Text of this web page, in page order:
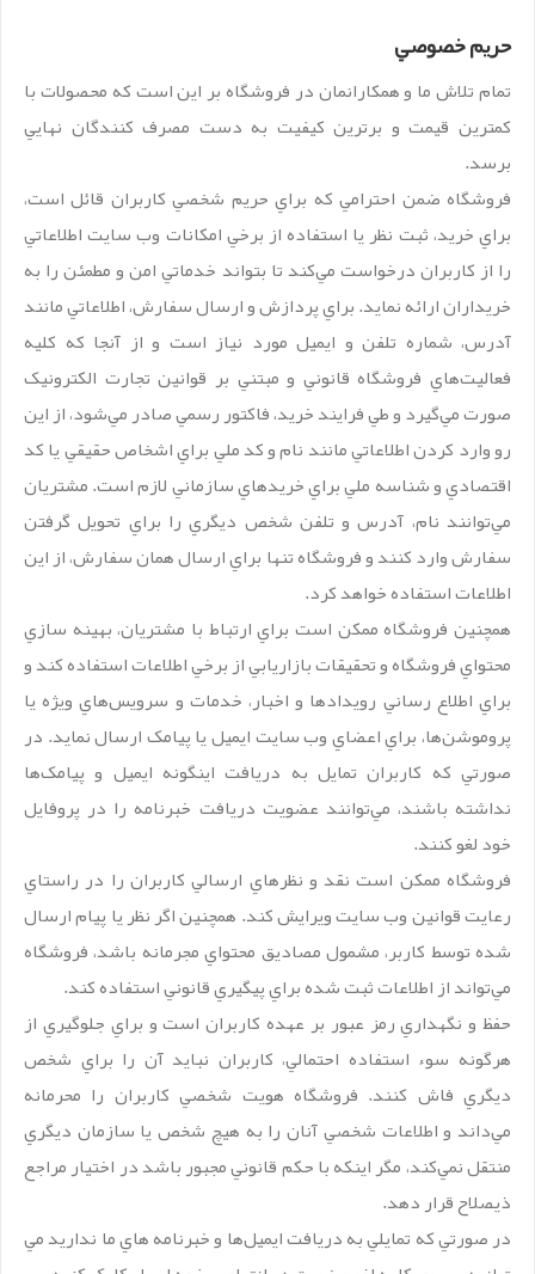
حريم خصوصي
تمام تلاش ما و همکارانمان در فروشگاه بر اين است که محصولات با
کمترين قيمت و برترين کيفيت به دست مصرف کنندگان نهايي
برسد.
فروشگاه ضمن احترامي که براي حريم شخصي کاربران قائل است،
براي خريد، ثبت نظر يا استفاده از برخي امکانات وب سايت اطلاعاتي
را از کاربران درخواست مي‌کند تا بتواند خدماتي امن و مطمئن را به
خريداران ارائه نمايد. براي پردازش و ارسال سفارش، اطلاعاتي مانند
آدرس، شماره تلفن و ايميل مورد نياز است و از آنجا که کليه
فعاليت‌هاي فروشگاه قانوني و مبتني بر قوانين تجارت الکترونيک
صورت مي‌گيرد و طي فرايند خريد، فاکتور رسمي صادر مي‌شود، از اين
رو وارد کردن اطلاعاتي مانند نام و کد ملي براي اشخاص حقيقي يا کد
اقتصادي و شناسه ملي براي خريدهاي سازماني لازم است. مشتريان
مي‌توانند نام، آدرس و تلفن شخص ديگري را براي تحويل گرفتن
سفارش وارد کنند و فروشگاه تنها براي ارسال همان سفارش، از اين
اطلاعات استفاده خواهد کرد.
همچنين فروشگاه ممکن است براي ارتباط با مشتريان، بهينه سازي
محتواي فروشگاه و تحقيقات بازاريابي از برخي اطلاعات استفاده کند و
براي اطلاع رساني رويدادها و اخبار، خدمات و سرويس‌هاي ويژه يا
پروموشن‌ها، براي اعضاي وب سايت ايميل يا پيامک ارسال نمايد. در
صورتي که کاربران تمايل به دريافت اينگونه ايميل و پيامک‌ها
نداشته باشند، مي‌توانند عضويت دريافت خبرنامه را در پروفايل
خود لغو کنند.
فروشگاه ممکن است نقد و نظرهاي ارسالي کاربران را در راستاي
رعايت قوانين وب سايت ويرايش کند. همچنين اگر نظر يا پيام ارسال
شده توسط کاربر، مشمول مصاديق محتواي مجرمانه باشد، فروشگاه
مي‌تواند از اطلاعات ثبت شده براي پيگيري قانوني استفاده کند.
حفظ و نگهداري رمز عبور بر عهده کاربران است و براي جلوگيري از
هرگونه سوء استفاده احتمالي، کاربران نبايد آن را براي شخص
ديگري فاش کنند. فروشگاه هويت شخصي کاربران را محرمانه
مي‌داند و اطلاعات شخصي آنان را به هيچ شخص يا سازمان ديگري
منتقل نمي‌کند، مگر اينکه با حکم قانوني مجبور باشد در اختيار مراجع
ذیصلاح قرار دهد.
در صورتي که تمايلي به دريافت ايميل‌ها و خبرنامه هاي ما نداريد مي